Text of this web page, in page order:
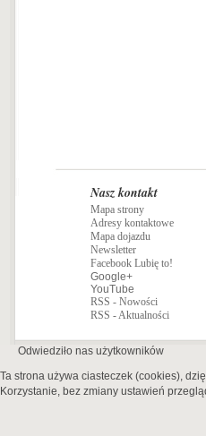
Nasz kontakt
Mapa strony
Adresy kontaktowe
Mapa dojazdu
Newsletter
Facebook Lubię to!
Google+
YouTube
RSS - Nowości
RSS - Aktualności
Odwiedziło nas użytkowników
Ta strona używa ciasteczek (cookies),
Korzystanie, bez zmiany ustawień